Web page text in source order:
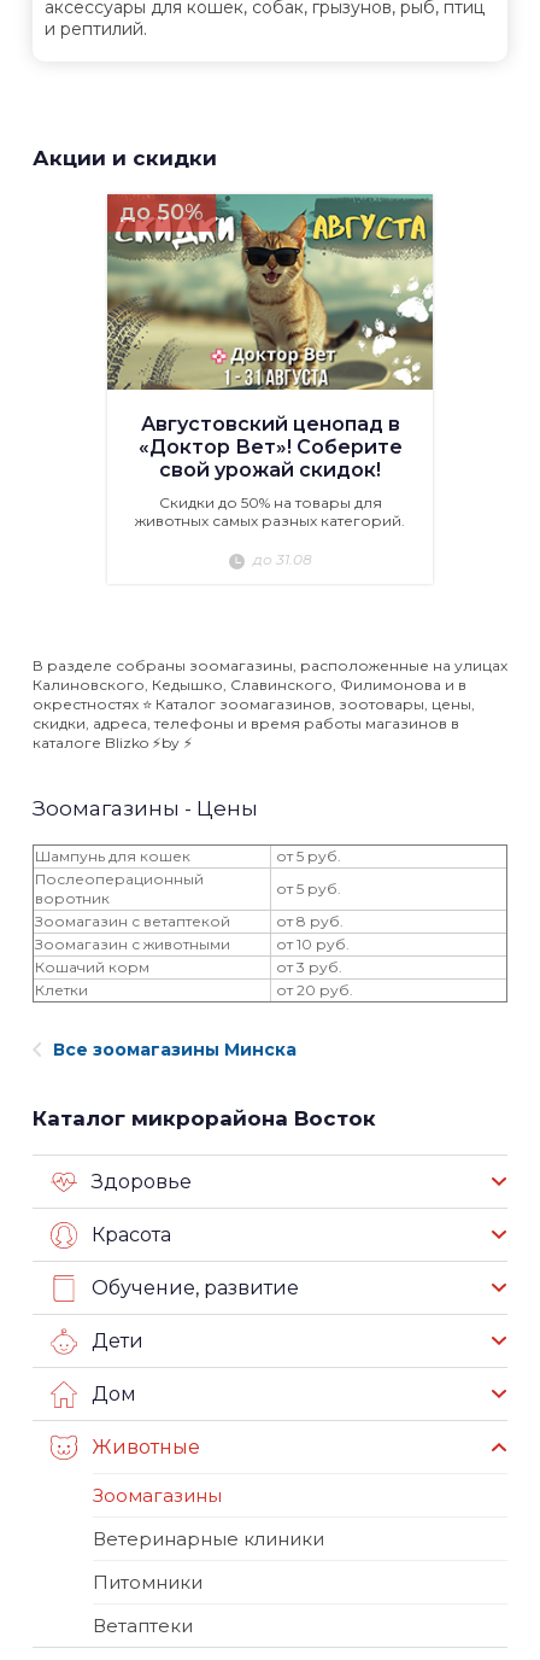
аксессуары для кошек, собак, грызунов, рыб, птиц
и рептилий.
Акции и скидки
до 50%
Августовский ценопад в
«Доктор Вет»! Соберите
свой урожай скидок!
Скидки до 50% на товары для
животных самых разных категорий.
до 31.08
В разделе собраны зоомагазины, расположенные на улицах
Калиновского, Кедышко, Славинского, Филимонова и в
окрестностях ⭐️ Каталог зоомагазинов, зоотовары, цены,
скидки, адреса, телефоны и время работы магазинов в
каталоге Blizko ⚡️by ⚡️
Зоомагазины - Цены
Шампунь для кошек
от 5 руб.
Послеоперационный
воротник
от 5 руб.
Зоомагазин с ветаптекой
от 8 руб.
Зоомагазин с животными
от 10 руб.
Кошачий корм
от 3 руб.
Клетки
от 20 руб.
Все зоомагазины Минска
Каталог микрорайона Восток
Здоровье
Красота
Обучение, развитие
Дети
Дом
Животные
Зоомагазины
Ветеринарные клиники
Питомники
Ветаптеки